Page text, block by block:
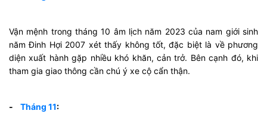
Vận mệnh trong tháng 10 âm lịch năm 2023 của nam giới sinh
năm Đinh Hợi 2007 xét thấy không tốt, đặc biệt là về phương
diện xuất hành gặp nhiều khó khăn, cản trở. Bên cạnh đó, khi
tham gia giao thông cần chú ý xe cộ cẩn thận.
- Tháng 11: